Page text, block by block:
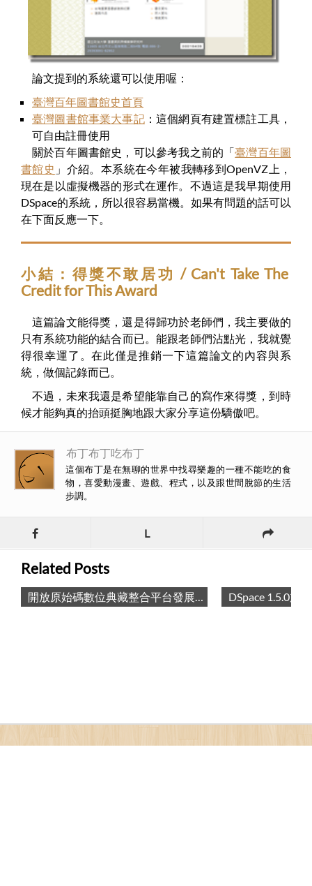
論文提到的系統還可以使用喔：
臺灣百年圖書館史首頁
臺灣圖書館事業大事記：這個網頁有建置標註工具，
可自由註冊使用
關於百年圖書館史，可以參考我之前的「臺灣百年圖
書館史 」介紹。本系統在今年被我轉移到OpenVZ上，
現在是以虛擬機器的形式在運作。不過這是我早期使用
DSpace的系統，所以很容易當機。如果有問題的話可以
在下面反應一下。
小結：得獎不敢居功 / Can't Take The
Credit for This Award
這篇論文能得獎，還是得歸功於老師們，我主要做的
只有系統功能的結合而已。能跟老師們沾點光，我就覺
得很幸運了。在此僅是推銷一下這篇論文的內容與系
統，做個記錄而已。
不過，未來我還是希望能靠自己的寫作來得獎，到時
候才能夠真的抬頭挺胸地跟大家分享這份驕傲吧。
布丁布丁吃布丁
這個布丁是在無聊的世界中找尋樂趣的一種不能吃的食
物，喜愛動漫畫、遊戲、程式，以及跟世間脫節的生活
步調。
L
Related Posts
開放原始碼數位典藏整合平台發展與建置 / Introduce to DSpace-DLLL: an Open Source Digital Archive System